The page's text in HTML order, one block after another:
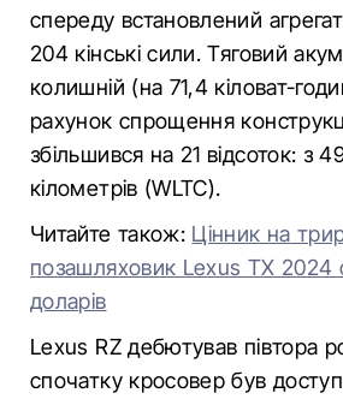
спереду встановлений
204 кінські сили. Тяговий
колишній (на 71,4 кіловат-
рахунок спрощення
збільшився на 21 відсоток: з
кілометрів (WLTC).
Читайте також: Цінник на
позашляховик Lexus TX 2024
доларів
Lexus RZ дебютував півтора
спочатку кросовер був